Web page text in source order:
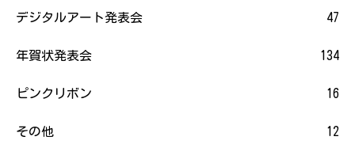
デジタルアート発表会 47
年賀状発表会 134
ピンクリボン 16
その他 12